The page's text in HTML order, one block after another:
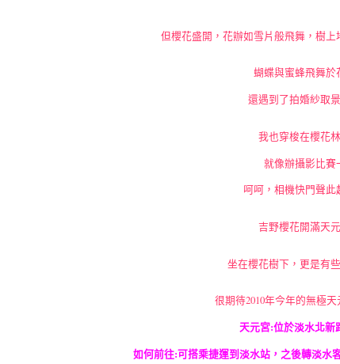
但櫻花盛開，花辦如雪片般飛舞，樹
蝴蝶與蜜蜂飛舞於
還遇到了拍婚紗取
我也穿梭在櫻花
就像辦攝影比賽
呵呵，相機快門聲此
吉野櫻花開滿天
坐在櫻花樹下，更是有
很期待2010年今年的無極
天元宮:位於淡水北新
如何前往:可搭乘捷運到淡水站，之後轉淡水